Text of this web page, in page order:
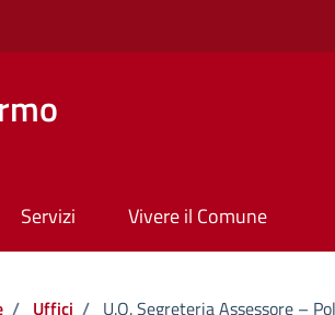
Servizi Vivere il Comune
/ Uffici / U.O. Segreteria Assessore –